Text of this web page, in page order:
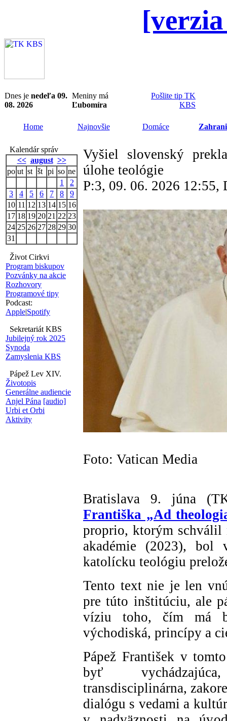
Dnes je nedeľa 09.
08. 2026
Meniny má
Ľubomíra
Pošlite tip TK
KBS
Home Najnovšie Domáce
Kalendár správ
<< august >>
po ut st št pi so ne
1
2
3
4 5 6 7 8
9
10 11 12 13 14 15 16
17 18 19 20 21 22 23
24 25 26 27 28 29 30
31
Život Cirkvi
Program biskupov
Pozvánky na akcie
Rozhovory
Programové tipy
Podcast:
Apple|Spotify
Sekretariát KBS
Jubilejný rok 2025
Synoda
Zamyslenia KBS
Pápež Lev XIV.
Životopis
Generálne audiencie
Anjel Pána [audio]
Urbi et Orbi
Aktivity
Vyšiel slovenský
úlohe teológie
P:3, 09. 06. 2026 12:55,
Foto: Vatican Media
Bratislava 9. júna
Františka „Ad
proprio, ktorým schválil
akadémie (2023), bol
katolícku teológiu
Tento text nie je len
pre túto inštitúciu, ale
víziu toho, čím má
východiská, princípy a
Pápež František v
byť
transdisciplinárna,
dialógu s vedami a